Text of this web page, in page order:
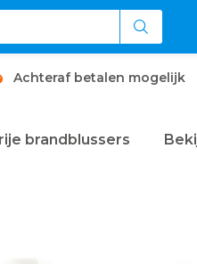
Achteraf betalen mogelijk
brandblussers